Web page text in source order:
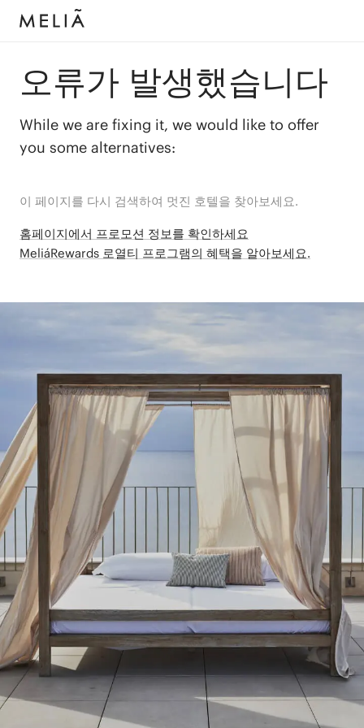
오류가 발생했습니다
While we are fixing it, we would like to offer
you some alternatives:
이 페이지를 다시 검색하여 멋진 호텔을 찾아보세요.
홈페이지에서 프로모션 정보를 확인하세요
MeliáRewards 로열티 프로그램의 혜택을 알아보세요.